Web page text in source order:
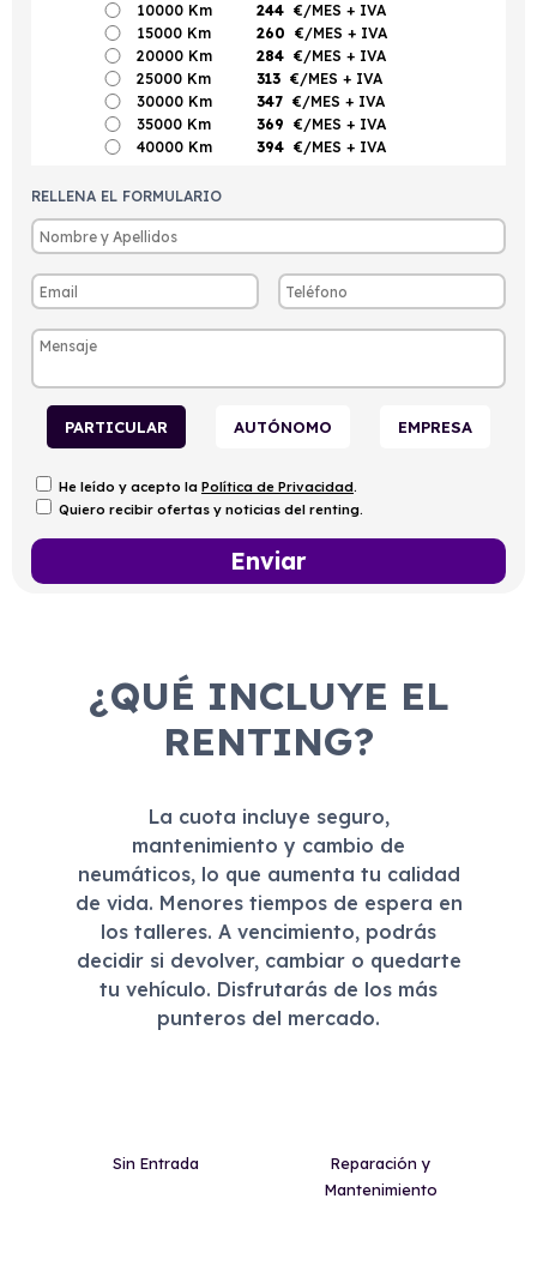
10000 Km 244 €/MES + IVA
15000 Km
260 €/MES + IVA
20000 Km
284 €/MES + IVA
25000 Km
313 €/MES + IVA
30000 Km
347 €/MES + IVA
35000 Km
369 €/MES + IVA
40000 Km
394 €/MES + IVA
RELLENA EL FORMULARIO
PARTICULAR AUTÓNOMO EMPRESA
He leído y acepto la Política de Privacidad.
Quiero recibir ofertas y noticias del renting.
¿QUÉ INCLUYE EL
RENTING?
La cuota incluye seguro,
mantenimiento y cambio de
neumáticos, lo que aumenta tu calidad
de vida. Menores tiempos de espera en
los talleres. A vencimiento, podrás
decidir si devolver, cambiar o quedarte
tu vehículo. Disfrutarás de los más
punteros del mercado.
Sin Entrada
Reparación y
Mantenimiento